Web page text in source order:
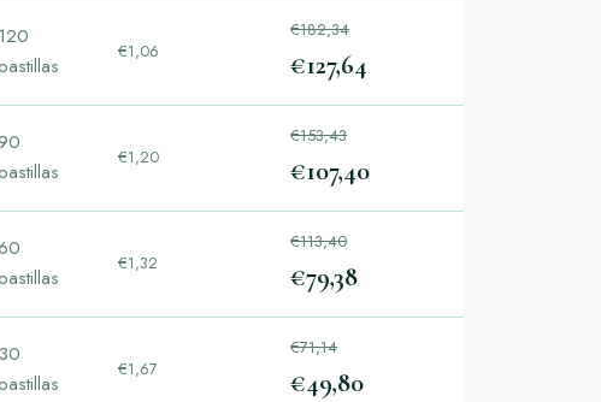
120
€1,06
€182,34
€127,64
90
€1,20
€153,43
€107,40
€1,32
€113,40
€79,38
30
€1,67
€71,14
€49,80